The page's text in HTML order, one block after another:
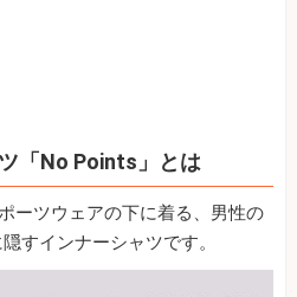
「No Points」とは
ーツウェアの下に着る、男性の
すインナーシャツです。